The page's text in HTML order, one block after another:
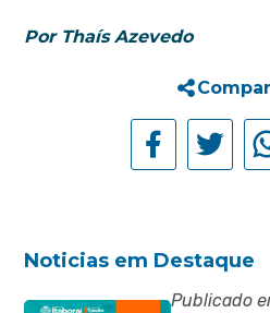
Por Thaís Azevedo
Noticias em Destaque
Publicado